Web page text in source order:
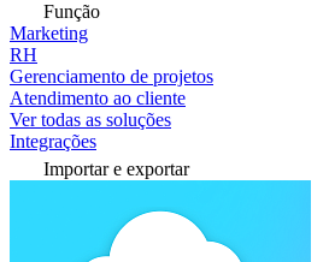
Função
Marketing
RH
Gerenciamento de projetos
Atendimento ao cliente
Ver todas as soluções
Integrações
Importar e exportar